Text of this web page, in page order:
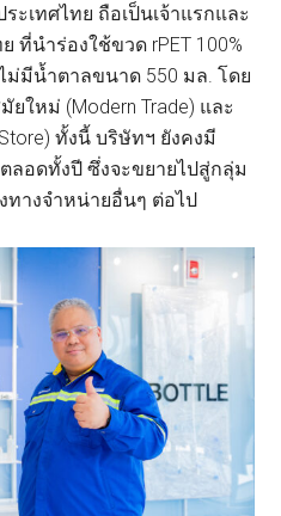
ะเทศไทย ถือเป็นเจ้าแรกและ
ที่นำร่องใช้ขวด rPET 100%
มีน้ำตาลขนาด 550 มล. โดย
ใหม่ (Modern Trade) และ
ทั้งนี้ บริษัทฯ ยังคงมี
ลอดทั้งปี ซึ่งจะขยายไปสู่กลุ่ม
างจำหน่ายอื่นๆ ต่อไป